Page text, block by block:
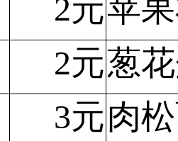
2元苹
2元葱
3元肉